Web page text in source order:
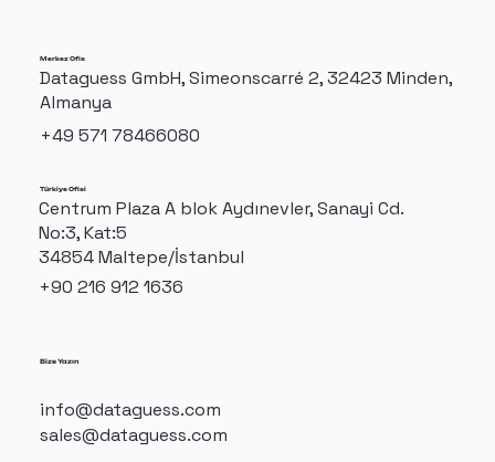
Merkez Ofis
Dataguess GmbH, Simeonscarré 2, 32423 Minden,
Almanya
+49 571 78466080
Türkiye Ofisi
Centrum Plaza A blok Aydınevler, Sanayi Cd.
No:3, Kat:5
34854 Maltepe/İstanbul
+90 216 912 1636
Bize Yazın
info@dataguess.com
sales@dataguess.com